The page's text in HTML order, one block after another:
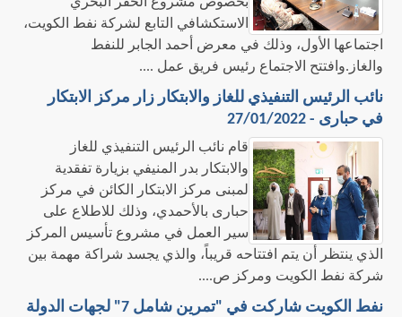
الاستكشافي التابع لشركة نفط الكويت،
اجتماعها الأول، وذلك في معرض أحمد الجابر للنفط
والغاز.وافتتح الاجتماع رئيس فريق عمل ....
نائب الرئيس التنفيذي للغاز والابتكار زار مركز الابتكار
في حبارى - 27/01/2022
قام نائب الرئيس التنفيذي للغاز
والابتكار بدر المنيفي بزيارة تفقدية
لمبنى مركز الابتكار الكائن في مركز
حبارى بالأحمدي، وذلك للاطلاع على
سير العمل في مشروع تأسيس المركز
الذي ينتظر أن يتم افتتاحه قريباً، والذي يجسد شراكة مهمة بين
شركة نفط الكويت ومركز ص....
نفط الكويت شاركت في "تمرين شامل 7" لجهات الدولة